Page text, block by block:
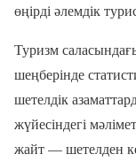
өңірді әлемдік
Туризм
шеңберінде
шетелдік
жүйесіндегі
жайт — шетелден